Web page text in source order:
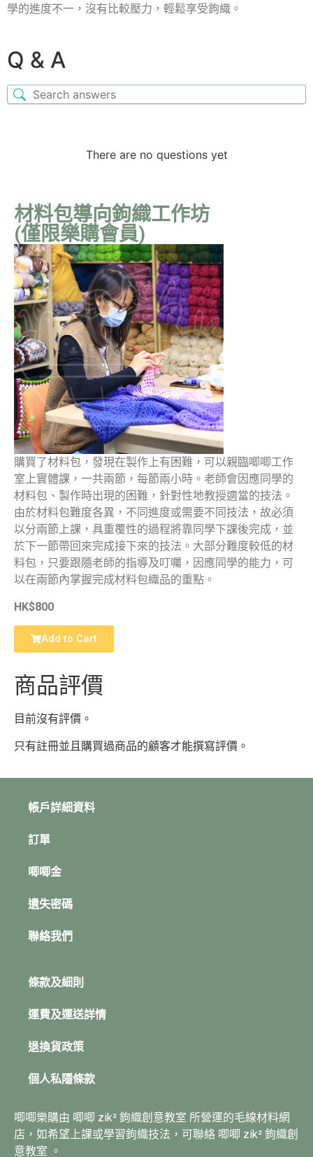
學的進度不一，沒有比較壓力，輕鬆享受鉤織。
Q & A
There are no questions yet
材料包導向鉤織工作坊
(僅限樂購會員)
購買了材料包，發現在製作上有困難，可以親臨唧唧工作
室上實體課，一共兩節，每節兩小時。老師會因應同學的
材料包、製作時出現的困難，針對性地教授適當的技法。
由於材料包難度各異，不同進度或需要不同技法，故必須
以分兩節上課，具重覆性的過程將靠同學下課後完成，並
於下一節帶回來完成接下來的技法。大部分難度較低的材
料包，只要跟隨老師的指導及叮囑，因應同學的能力，可
以在兩節內掌握完成材料包織品的重點。
HK$800
Add to Cart
商品評價
目前沒有評價。
只有註冊並且購買過商品的顧客才能撰寫評價。
帳戶詳細資料
訂單
唧唧金
遺失密碼
聯絡我們
條款及細則
運費及運送詳情
退換貨政策
個人私隱條款
唧唧樂購由 唧唧 zik² 鉤織創意教室 所營運的毛線材料網
店，如希望上課或學習鉤織技法，可聯絡 唧唧 zik² 鉤織創
意教室 。